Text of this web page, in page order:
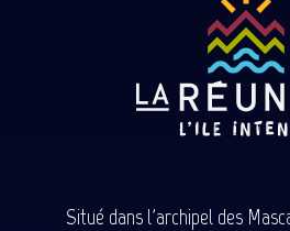
Situé dans l'archipel des